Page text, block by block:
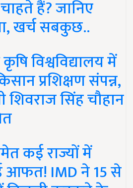
हैं? जानिए
खर्च सबकुछ..
कृषि विश्वविद्यालय में
प्रशिक्षण संपन्न,
शिवराज सिंह चौहान
कई राज्यों में
आफत! IMD ने 15 से